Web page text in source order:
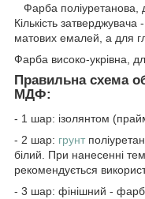
Фарба поліуретанова,
Кількість
матових емалей, а для
Фарба високо-укрівна,
Правильна схема
МДФ:
- 1 шар: ізолянтом
- 2 шар: грунт
білий. При нанесенні
рекомендується
- 3 шар: фінішний -